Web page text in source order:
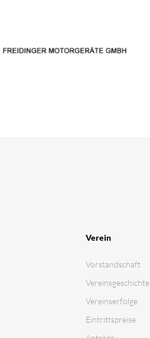
Verein
Vorstandschaft
Vereinsgeschichte
Vereinserfolge
Eintrittspreise